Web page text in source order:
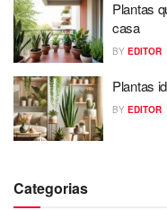
Plantas
casa
BY EDITOR
Plantas
BY EDITOR
Categorias